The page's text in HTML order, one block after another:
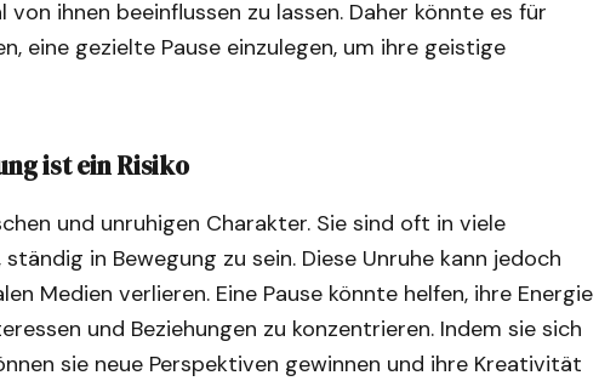
ihnen beeinflussen zu lassen. Daher könnte es für
eine gezielte Pause einzulegen, um ihre geistige
ist ein Risiko
und unruhigen Charakter. Sie sind oft in viele
in Bewegung zu sein. Diese Unruhe kann jedoch
Medien verlieren. Eine Pause könnte helfen, ihre Energie
und Beziehungen zu konzentrieren. Indem sie sich
sie neue Perspektiven gewinnen und ihre Kreativität